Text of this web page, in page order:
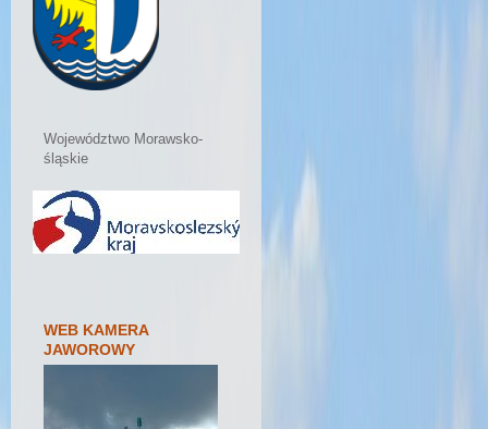
Województwo Morawsko-
śląskie
WEB KAMERA
JAWOROWY